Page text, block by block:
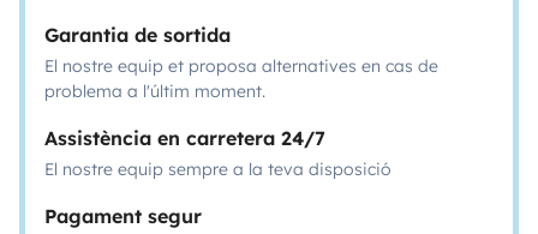
Garantia de sortida
El nostre equip et proposa alternatives en cas de
problema a l'últim moment.
Assistència en carretera 24/7
El nostre equip sempre a la teva disposició
Pagament segur